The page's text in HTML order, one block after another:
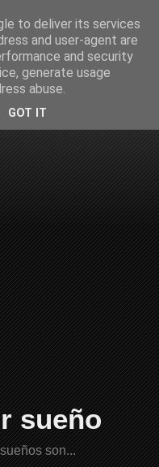
sueño
son...
to deliver its services
and user-agent are
and security
generate usage
abuse.
GOT IT